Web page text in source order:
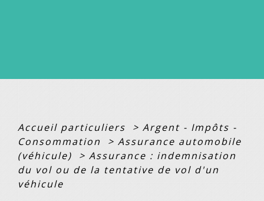
Accueil particuliers > Argent - Impôts -
Consommation
> Assurance automobile
(véhicule)
> Assurance : indemnisation
du vol ou de la tentative de vol d'un
véhicule